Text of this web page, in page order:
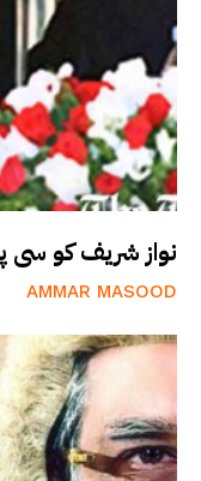
نواز شریف کو سی
AMMAR MASOOD